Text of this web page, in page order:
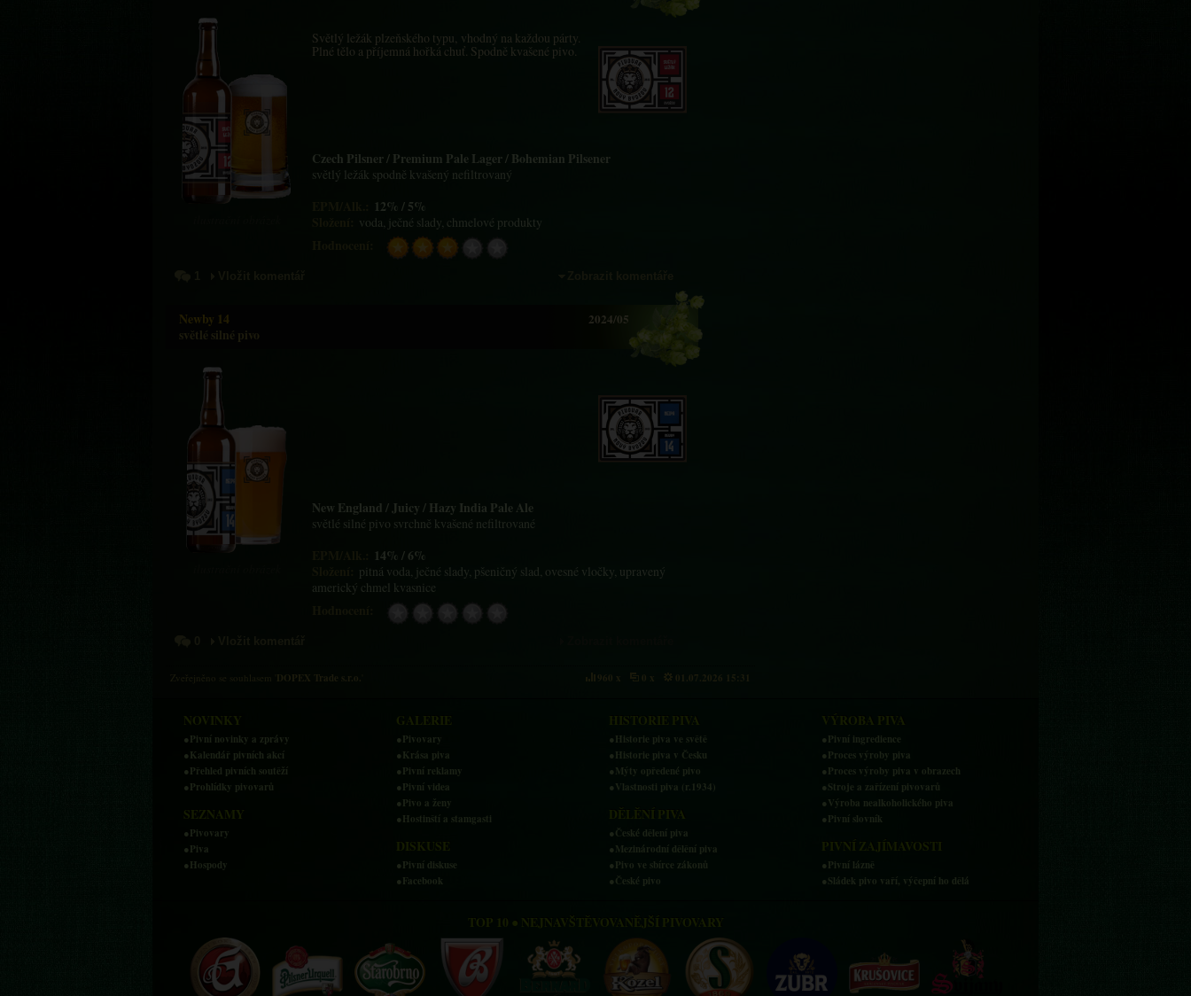
Světlý ležák plzeňského typu, vhodný na každou párty.
Plné tělo a příjemná hořká chuť. Spodně kvašené pivo.
Czech Pilsner / Premium Pale Lager / Bohemian Pilsener
světlý ležák spodně kvašený nefiltrovaný
12% / 5%
voda, ječné slady, chmelové produkty
Newby 14
světlé silné pivo
2024/05
New England / Juicy / Hazy India Pale Ale
světlé silné pivo svrchně kvašené nefiltrované
14% / 6%
pitná voda, ječné slady, pšeničný slad, ovesné vločky, upravený
americký chmel kvasnice
Zveřejněno se souhlasem DOPEX Trade s.r.o. 01.07.2026 15:31
0 x
960 x
NOVINKY
●Pivní novinky a zprávy
●Kalendář pivních akcí
●Přehled pivních soutěží
●Prohlídky pivovarů
SEZNAMY
●Pivovary
●Piva
●Hospody
GALERIE
●Pivovary
●Krása piva
●Pivní reklamy
●Pivní videa
●Pivo a ženy
●Hostinští a stamgasti
DISKUSE
●Pivní diskuse
●Facebook
HISTORIE PIVA
●Historie piva ve světě
●Historie piva v Česku
●Mýty opředené pivo
●Vlastnosti piva (r.1934)
DĚLĚNÍ PIVA
●České dělení piva
●Mezinárodní dělění piva
●Pivo ve sbírce zákonů
●České pivo
VÝROBA PIVA
●Pivní ingredience
●Proces výroby piva
●Proces výroby piva v obrazech
●Stroje a zařízení pivovarů
●Výroba nealkoholického piva
●Pivní slovník
PIVNÍ ZAJÍMAVOSTI
●Pivní lázně
●Sládek pivo vaří, výčepní ho dělá
TOP 10 ● NEJNAVŠTĚVOVANĚJŠÍ PIVOVARY